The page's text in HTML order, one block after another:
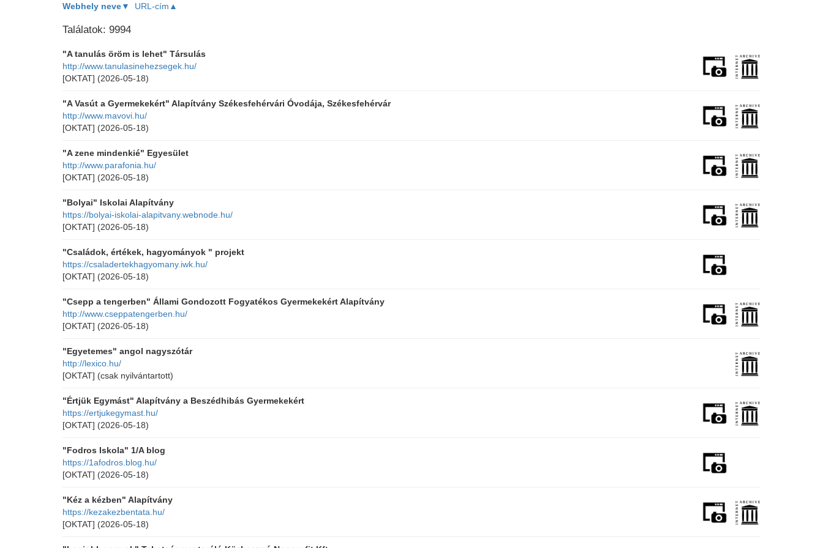
Webhely neve▼ URL-cím▲
Találatok: 9994
"A tanulás öröm is lehet" Társulás
http://www.tanulasinehezsegek.hu/
[OKTAT] (2026-05-18)
"A Vasút a Gyermekekért" Alapítvány Székesfehérvári Óvodája, Székesfehérvár
http://www.mavovi.hu/
[OKTAT] (2026-05-18)
"A zene mindenkié" Egyesület
http://www.parafonia.hu/
[OKTAT] (2026-05-18)
"Bolyai" Iskolai Alapítvány
https://bolyai-iskolai-alapitvany.webnode.hu/
[OKTAT] (2026-05-18)
"Családok, értékek, hagyományok " projekt
https://csaladertekhagyomany.iwk.hu/
[OKTAT] (2026-05-18)
"Csepp a tengerben" Állami Gondozott Fogyatékos Gyermekekért Alapítvány
http://www.cseppatengerben.hu/
[OKTAT] (2026-05-18)
"Egyetemes" angol nagyszótár
http://lexico.hu/
[OKTAT] (csak nyilvántartott)
"Értjük Egymást" Alapítvány a Beszédhibás Gyermekekért
https://ertjukegymast.hu/
[OKTAT] (2026-05-18)
"Fodros Iskola" 1/A blog
https://1afodros.blog.hu/
[OKTAT] (2026-05-18)
"Kéz a kézben" Alapítvány
https://kezakezbentata.hu/
[OKTAT] (2026-05-18)